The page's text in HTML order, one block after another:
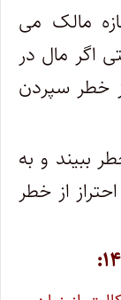
مالک می
اگر مال در
خطر سپردن
ببیند و به
از خطر